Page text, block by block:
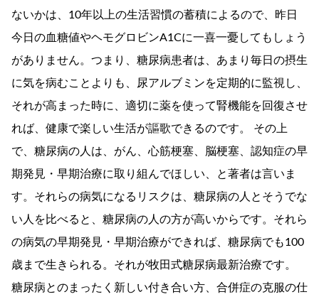
ないかは、10年以上の生活習慣の蓄積によるので、昨日
今日の血糖値やヘモグロビンA1Cに一喜一憂してもしょう
がありません。つまり、糖尿病患者は、あまり毎日の摂生
に気を病むことよりも、尿アルブミンを定期的に監視し、
それが高まった時に、適切に薬を使って腎機能を回復させ
れば、健康で楽しい生活が謳歌できるのです。 その上
で、糖尿病の人は、がん、心筋梗塞、脳梗塞、認知症の早
期発見・早期治療に取り組んでほしい、と著者は言いま
す。それらの病気になるリスクは、糖尿病の人とそうでな
い人を比べると、糖尿病の人の方が高いからです。それら
の病気の早期発見・早期治療ができれば、糖尿病でも100
歳まで生きられる。それが牧田式糖尿病最新治療です。
糖尿病とのまったく新しい付き合い方、合併症の克服の仕